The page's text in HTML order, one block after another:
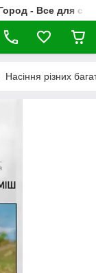
- Все для
Насіння різних